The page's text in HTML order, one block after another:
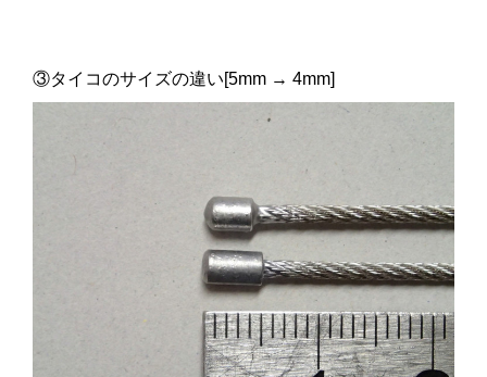
③タイコのサイズの違い[5mm → 4mm]